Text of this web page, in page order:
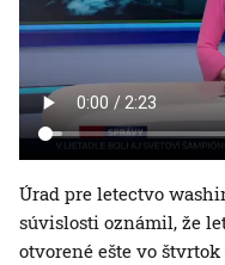
Úrad pre letectvo
súvislosti oznámil, že
otvorené ešte vo štvrtok